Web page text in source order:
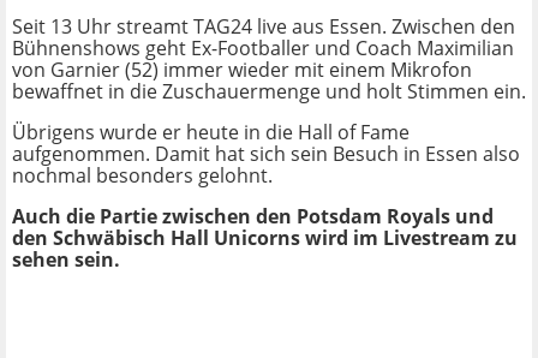
Seit 13 Uhr streamt TAG24 live aus Essen. Zwischen den
Bühnenshows geht Ex-Footballer und Coach Maximilian
von Garnier (52) immer wieder mit einem Mikrofon
bewaffnet in die Zuschauermenge und holt Stimmen ein.
Übrigens wurde er heute in die Hall of Fame
aufgenommen. Damit hat sich sein Besuch in Essen also
nochmal besonders gelohnt.
Auch die Partie zwischen den Potsdam Royals und
den Schwäbisch Hall Unicorns wird im Livestream zu
sehen sein.